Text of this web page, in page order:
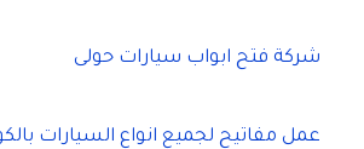
شركة فتح ابواب سيارات حولى
عمل مفاتيح لجميع انواع السيارات